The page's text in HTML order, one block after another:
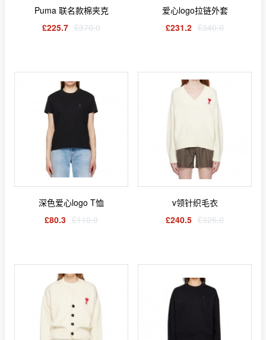
Puma 联名款棉夹克
£225.7 £370.0
爱心logo拉链外套
£231.2 £340.0
深色爱心logo T恤
£80.3 £110.0
v领针织毛衣
£240.5 £325.0